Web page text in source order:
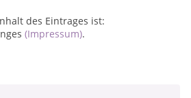
des Eintrages ist:
(Impressum).